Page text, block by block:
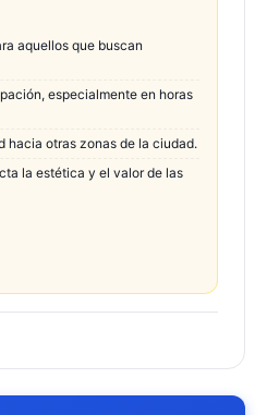
aquellos que buscan
especialmente en horas
hacia otras zonas de la ciudad.
la estética y el valor de las